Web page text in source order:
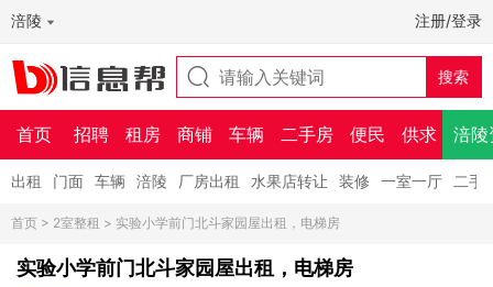
涪陵 注册/登录
首页 招聘 租房 商铺 车辆 二手房 便民 供求 涪陵
出租 门面 车辆 涪陵 厂房出租 水果店转让 装修 一室一厅 二手
首页 > 2室整租 > 实验小学前门北斗家园屋出租，电梯房
实验小学前门北斗家园屋出租，电梯房